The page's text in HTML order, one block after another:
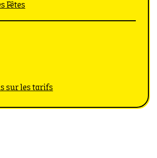
Fêtes
sur les tarifs